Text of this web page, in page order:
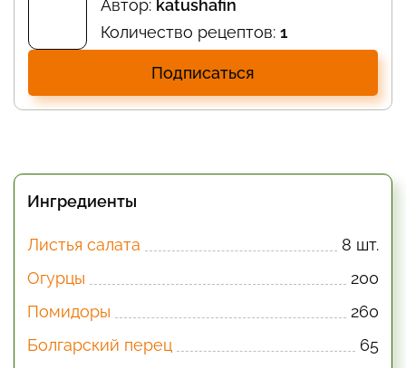
Автор: katushafin
Количество рецептов: 1
Подписаться
Ингредиенты
Листья салата
8 шт.
Огурцы
200
Помидоры
260
Болгарский перец
65